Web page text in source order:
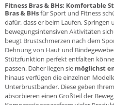
Fitness Bras & BHs: Komfortable
Bras & BHsfür Sport und Fitness
dafür, dass er beim Laufen, Springen
bewegungsintensiven Aktivitäten
beugt Brustschmerzen nach dem
Dehnung von Haut und
Stützfunktion perfekt entfalten
passen. Daher liegen sie möglichst
hinaus verfügen die einzelnen
Unterbrustbänder. Diese geben
absorbieren einen Großteil der